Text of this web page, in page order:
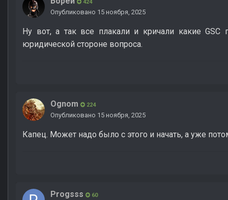
424
Опубликовано 15 ноября, 2025
Ну вот, а так все плакали и кричали какие GSC
юридической стороне вопроса.
Ognom 224
Опубликовано 15 ноября, 2025
Капец. Может надо было с этого и начать, а уже
Progsss 60